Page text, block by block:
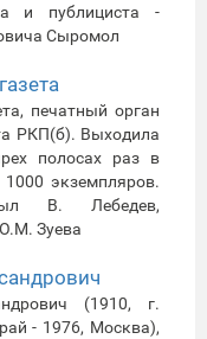
и публициста -
Сыромол
печатный орган
РКП(б). Выходила
полосах раз в
экземпляров.
В. Лебедев,
Зуева
(1910, г.
- 1976, Москва),